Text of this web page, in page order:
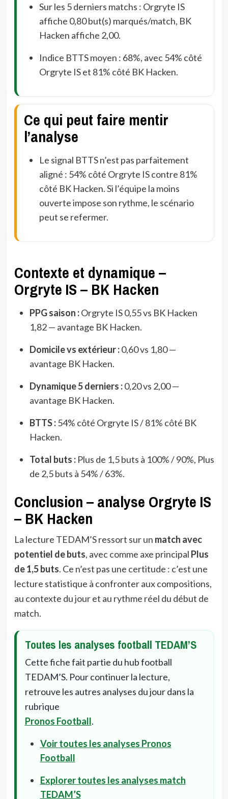
Sur les 5 derniers matchs : Orgryte IS
affiche 0,80 but(s) marqués/match, BK
Hacken affiche 2,00.
Indice BTTS moyen : 68%, avec 54% côté
Orgryte IS et 81% côté BK Hacken.
Ce qui peut faire mentir
l’analyse
Le signal BTTS n’est pas parfaitement
aligné : 54% côté Orgryte IS contre 81%
côté BK Hacken. Si l’équipe la moins
ouverte impose son rythme, le scénario
peut se refermer.
Contexte et dynamique –
Orgryte IS – BK Hacken
PPG saison :Orgryte IS 0,55 vs BK Hacken
1,82 — avantage BK Hacken.
Domicile vs extérieur :0,60 vs 1,80 —
avantage BK Hacken.
Dynamique 5 derniers :0,20 vs 2,00 —
avantage BK Hacken.
BTTS :54% côté Orgryte IS / 81% côté BK
Hacken.
Total buts :Plus de 1,5 buts à 100% / 90%, Plus
de 2,5 buts à 54% / 63%.
Conclusion – analyse Orgryte IS
– BK Hacken
La lecture TEDAM’S ressort sur un match avec
potentiel de buts, avec comme axe principal Plus
de 1,5 buts. Ce n’est pas une certitude : c’est une
lecture statistique à confronter aux compositions,
au contexte du jour et au rythme réel du début de
match.
Toutes les analyses football TEDAM’S
Cette fiche fait partie du hub football
TEDAM’S. Pour continuer la lecture,
retrouve les autres analyses du jour dans la
rubrique
Pronos Football.
Voir toutes les analyses Pronos
Football
Explorer toutes les analyses match
TEDAM’S